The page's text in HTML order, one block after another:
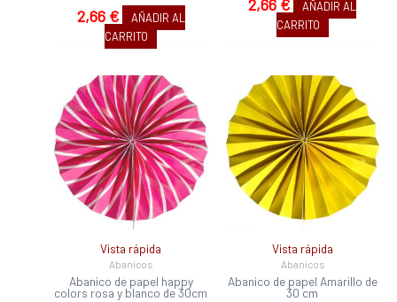
2,66 €
AÑADIR AL
CARRITO
2,66 €
AÑADIR AL
CARRITO
Vista rápida
Abanicos
Abanico de papel happy
colors rosa y blanco de 30cm
Vista rápida
Abanicos
Abanico de papel Amarillo de
30 cm